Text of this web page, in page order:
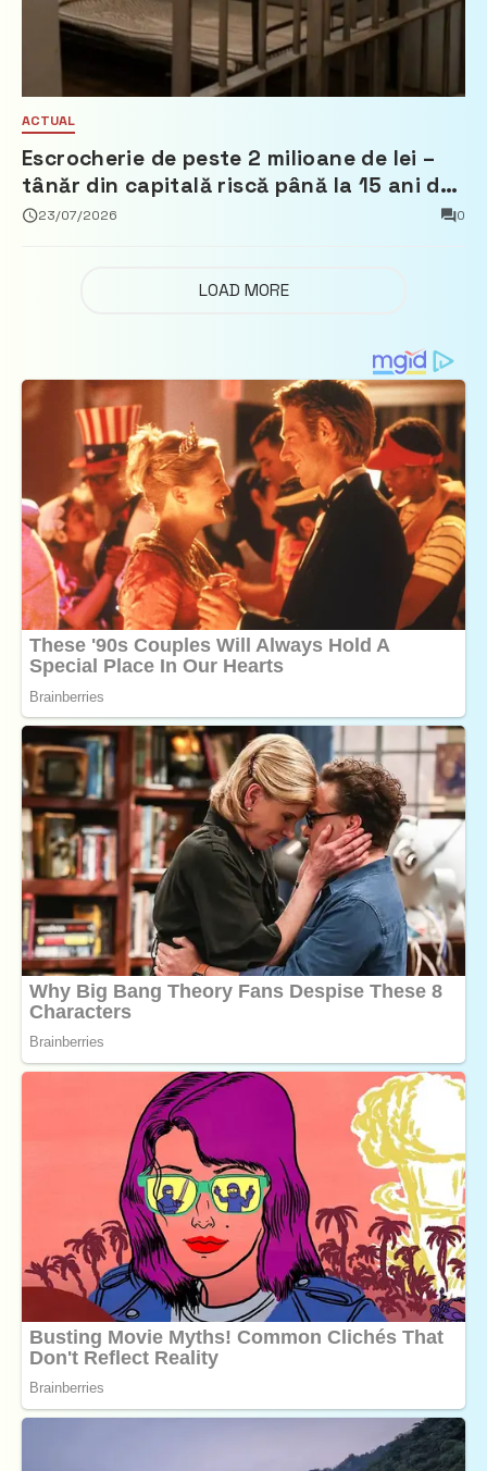
ACTUAL
Escrocherie de peste 2 milioane de lei –
tânăr din capitală riscă până la 15 ani de
închisoare
23/07/2026 0
LOAD MORE